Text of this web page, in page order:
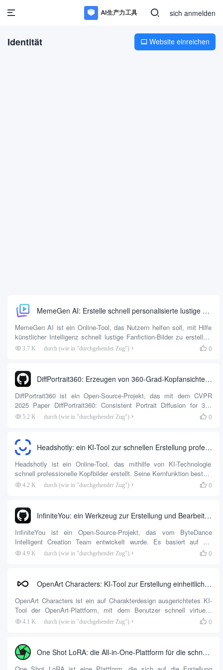
sich anmelden
Identität  Website einreichen
MemeGen AI: Erstelle schnell personalisierte lustige Fanfic-Bilder aus deinen eigenen Fotos
MemeGen AI ist ein Online-Tool, das Nutzern helfen soll, mit Hilfe
künstlicher Intelligenz schnell lustige Fanfiction-Bilder zu erstellen.
Die Nutzer müssen nur einen Text eingeben oder Bilder hochladen,
Plattform unterstützt eine Vielzahl beliebter Fanfic-Vorlagen für den
Austausch in den sozialen Medien, die Interaktion mit Freunden
oder für Marketingzwecke.MemeGe...
3.7 K durch (wie in "durchgehender Zug")  0
DiffPortrait360: Erzeugen von 360-Grad-Kopfansichten aus einem einzigen Porträt
DiffPortrait360 ist ein Open-Source-Projekt, das mit dem CVPR
2025 Paper DiffPortrait360: Consistent Portrait Diffusion for 360
View Synthesis verbunden ist. Es kann ein einzelnes Portraitfoto
5.2 K durch (wie in "durchgehender Zug")  0
Headshotly: ein KI-Tool zur schnellen Erstellung professioneller Fotos
Headshotly ist ein Online-Tool, das mithilfe von KI-Technologie
schnell professionelle Kopfbilder erstellt. Seine Kernfunktion besteht
darin, dass Nutzer ein paar gewöhnliche Selfies hochladen können,
auf eine einfache Bedienung und ein effizientes Erlebnis für Nutzer,
die ihre Social-Media-Profile oder beruflichen Plattformen schnell
aktualisieren müssen. Der gesamte Prozess ist nicht...
4.2 K durch (wie in "durchgehender Zug")  0
InfiniteYou: ein Werkzeug zur Erstellung und Bearbeitung von Fotos, das die Gesichtszüge bewahrt
InfiniteYou ist ein Open-Source-Projekt, das vom ByteDance
Intelligent Creation Team entwickelt wurde. Es basiert auf der
Technologie der Diffusionstransformatoren (DiTs) unter Verwendung
können, um neue Bilder zu erzeugen, wobei die Identitätsmerkmale
der Personen erhalten bleiben. Das Projekt wird von Infu...
4.9 K durch (wie in "durchgehender Zug")  0
OpenArt Characters: KI-Tool zur Erstellung einheitlicher Charakterbilder
OpenArt Characters ist ein auf Charakterdesign ausgerichtetes KI-
Tool der OpenArt-Plattform, mit dem Benutzer schnell virtuelle
Charakterbilder mit einheitlichem Aussehen erstellen können. Egal,
4.1 K durch (wie in "durchgehender Zug")  0
One Shot LoRA: die All-in-One-Plattform für die schnelle Erstellung von Video-LoRA-Modellen